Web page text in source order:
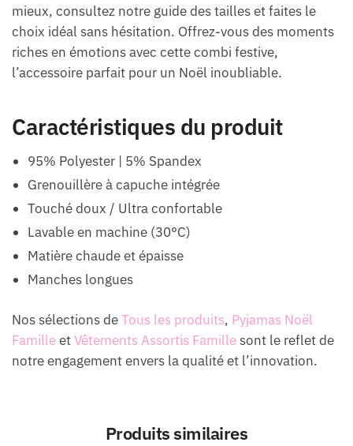
mieux, consultez notre guide des tailles et faites le
choix idéal sans hésitation. Offrez-vous des moments
riches en émotions avec cette combi festive,
l’accessoire parfait pour un Noël inoubliable.
Caractéristiques du produit
95% Polyester | 5% Spandex
Grenouillère à capuche intégrée
Touché doux / Ultra confortable
Lavable en machine (30°C)
Matière chaude et épaisse
Manches longues
Nos sélections deTous les produits, Pyjamas Noël
FamilleetVêtements Assortis Famillesont le reflet de
notre engagement envers la qualité et l’innovation.
Produits similaires